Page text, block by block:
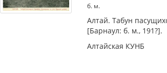
б. м.
Алтай. Табун
[Барнаул: б. м., 191?].
Алтайская КУНБ